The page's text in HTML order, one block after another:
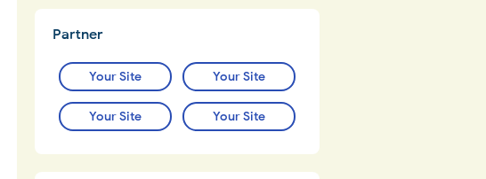
Partner
Your Site Your Site
Your Site Your Site